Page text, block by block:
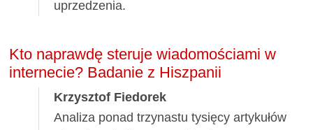
uprzedzenia.
Kto naprawdę steruje wiadomościami w
internecie? Badanie z Hiszpanii
Krzysztof Fiedorek
Analiza ponad trzynastu tysięcy artykułów